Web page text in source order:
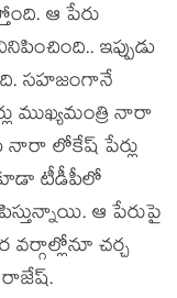
ఆ పేరు
ఇప్పుడు
స‌హ‌జంగానే
ముఖ్య‌మంత్రి నారా
లోకేష్ పేర్లు
టీడీపీలో
ఆ పేరుపై
చ‌ర్చ
రాజేష్.